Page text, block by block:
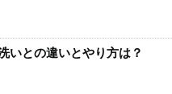
いとの違いとやり方は？